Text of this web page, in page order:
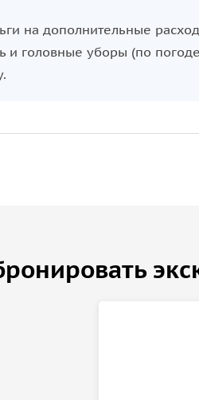
на дополнительные
и головные уборы (по